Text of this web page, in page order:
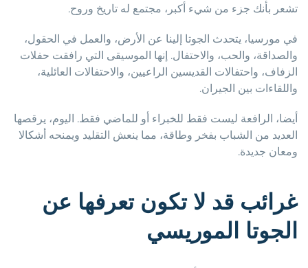
تشعر بأنك جزء من شيء أكبر، مجتمع له تاريخ وروح.
في مورسيا، يتحدث الجوتا إلينا عن الأرض، والعمل في الحقول،
والصداقة، والحب، والاحتفال. إنها الموسيقى التي رافقت حفلات
الزفاف، واحتفالات القديسين الراعيين، والاحتفالات العائلية،
واللقاءات بين الجيران.
أيضا، الرافعة ليست فقط للخبراء أو للماضي فقط. اليوم، يرقصها
العديد من الشباب بفخر وطاقة، مما ينعش التقليد ويمنحه أشكالا
ومعان جديدة.
غرائب قد لا تكون تعرفها عن
الجوتا الموريسي